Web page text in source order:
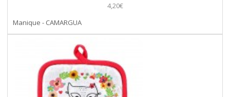
4,20€
Manique - CAMARGUA